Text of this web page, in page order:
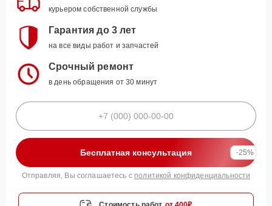
курьером собственной службы
Гарантия до 3 лет
на все виды работ и запчастей
Срочный ремонт
в день обращения от 30 минут
Бесплатная консультация -25%
Отправляя, Вы соглашаетесь с политикой конфиденциальности